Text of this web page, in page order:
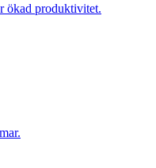
ökad produktivitet.